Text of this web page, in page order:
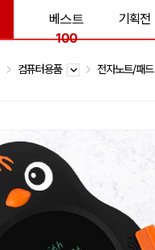
베스트
100
기획전
컴퓨터용품 전자노트/패